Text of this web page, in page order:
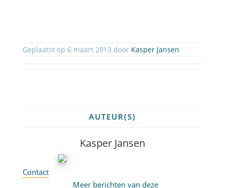
Geplaatst op 6 maart 2013 door Kasper Jansen
AUTEUR(S)
Kasper Jansen
Contact
Meer berichten van deze